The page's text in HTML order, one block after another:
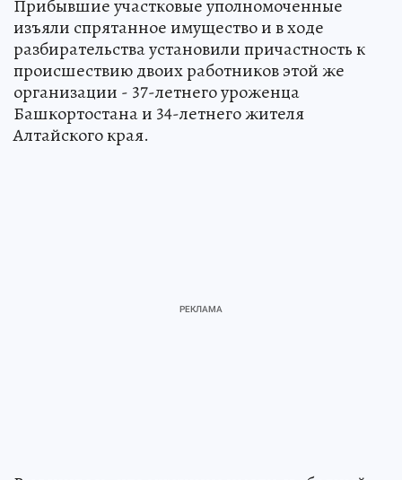
Прибывшие участковые уполномоченные
изъяли спрятанное имущество и в ходе
разбирательства установили причастность к
происшествию двоих работников этой же
организации - 37-летнего уроженца
Башкортостана и 34-летнего жителя
Алтайского края.